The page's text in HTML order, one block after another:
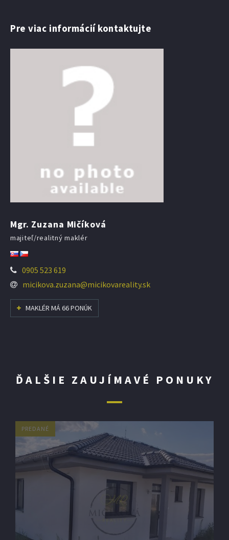
Pre viac informácií kontaktujte
Mgr. Zuzana Mičíková
majiteľ/realitný maklér
0905 523 619
micikova.zuzana@micikovareality.sk
MAKLÉR MÁ 66 PONÚK
ĎALŠIE ZAUJÍMAVÉ PONUKY
PREDANÉ